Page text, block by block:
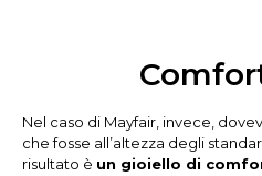
Nel caso di Mayfair, invece,
che fosse all’altezza degli
risultato è un gioiello di